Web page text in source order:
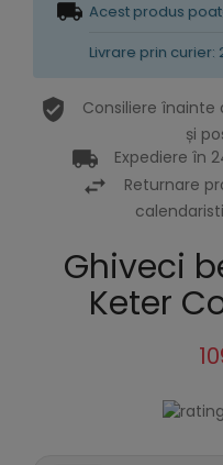
Acest produs
Livrare prin curier:
Consiliere înainte
și
Expediere în
Returnare
Ghiveci
Keter